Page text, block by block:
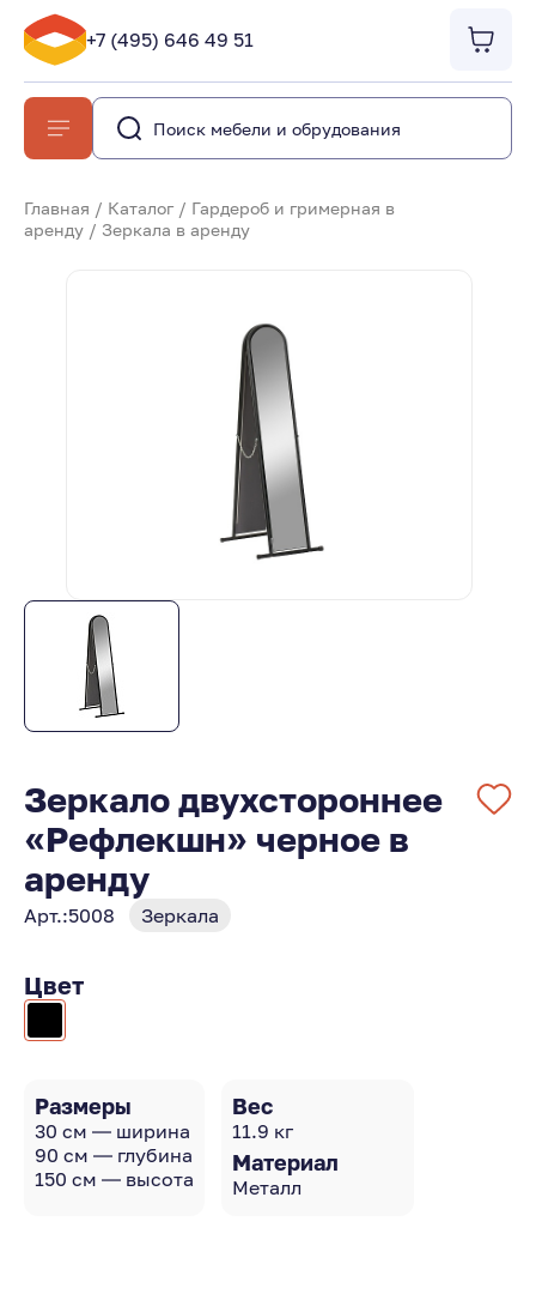
+7 (495) 646 49 51
Главная / Каталог / Гардероб и гримерная в
аренду / Зеркала в аренду
Зеркало двухстороннее
«Рефлекшн» черное в
аренду
Арт.:5008 Зеркала
Цвет
Размеры
30 см — ширина
90 см — глубина
150 см — высота
Вес
11.9 кг
Материал
Металл